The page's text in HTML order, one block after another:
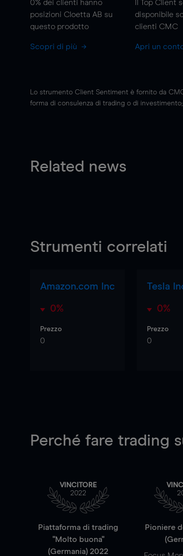
0% dei clienti hanno
posizioni Cloetta AB su
questo prodotto
Scopri di più
Il Top Client
disponibile
clienti CMC
Apri un
Lo strumento Client Sentiment è fornito da
forma di consulenza di trading o di
Related news
Strumenti correlati
Amazon.com Inc
0%
Prezzo
0
Tesla
0%
Prezzo
0
Perché fare trading
VINCITORE
2022
Piattaforma di trading
"Molto buona"
(Germania) 2022
Pioniere